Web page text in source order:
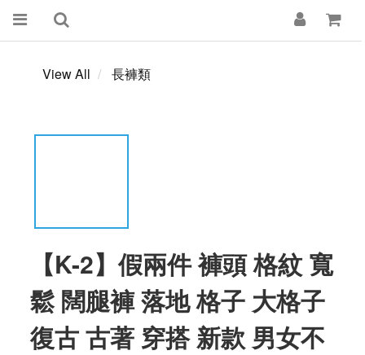
View All 長褲類
【K-2】假兩件 褲頭 格紋 寬
鬆 闊腿褲 落地 格子 大格子
復古 古著 穿搭 新款 男女不